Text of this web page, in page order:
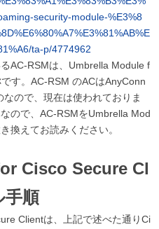
security-module-%E3%8
ta-p/4774962
AC-RSMは、Umbrella Module f
す。AC-RSM のACはAnyConn
ので、現在は使われておりま
ので、AC-RSMをUmbrella Mod
換えてお読みください。
Cisco Secure Cl
手順
Clientは、上記で述べた通りCi